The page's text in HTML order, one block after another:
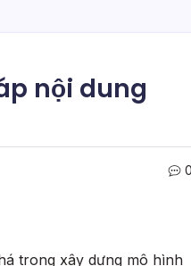
nội dung
0
trong xây dựng mô hình